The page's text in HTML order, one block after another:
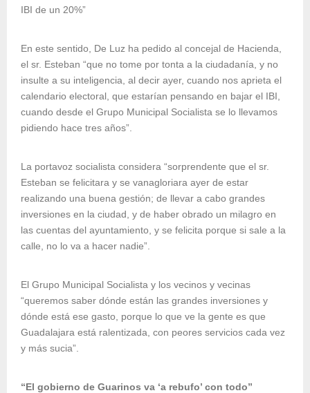
IBI de un 20%”
En este sentido, De Luz ha pedido al concejal de Hacienda,
el sr. Esteban “que no tome por tonta a la ciudadanía, y no
insulte a su inteligencia, al decir ayer, cuando nos aprieta el
calendario electoral, que estarían pensando en bajar el IBI,
cuando desde el Grupo Municipal Socialista se lo llevamos
pidiendo hace tres años”.
La portavoz socialista considera “sorprendente que el sr.
Esteban se felicitara y se vanagloriara ayer de estar
realizando una buena gestión; de llevar a cabo grandes
inversiones en la ciudad, y de haber obrado un milagro en
las cuentas del ayuntamiento, y se felicita porque si sale a la
calle, no lo va a hacer nadie”.
El Grupo Municipal Socialista y los vecinos y vecinas
“queremos saber dónde están las grandes inversiones y
dónde está ese gasto, porque lo que ve la gente es que
Guadalajara está ralentizada, con peores servicios cada vez
y más sucia”.
“El gobierno de Guarinos va ‘a rebufo’ con todo”